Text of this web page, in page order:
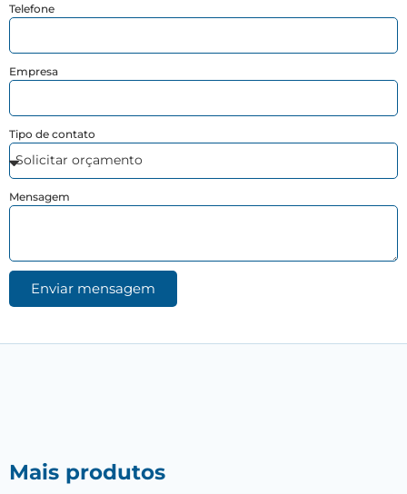
Telefone
Empresa
Tipo de contato
Mensagem
Enviar mensagem
Mais produtos